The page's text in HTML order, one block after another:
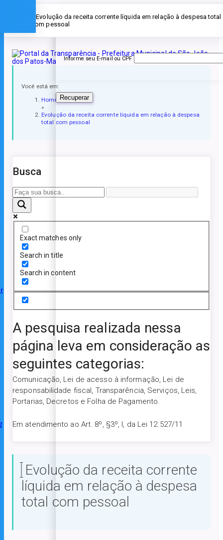
» Evolução da receita corrente líquida em relação à despesa total
com pessoal
Você está em:
Home
»
Evolução da receita corrente líquida em relação à despesa
total com pessoal
Busca
Exact matches only
Search in title
Search in content
A pesquisa realizada nessa
página leva em consideração as
seguintes categorias:
Comunicação, Lei de acesso à informação, Lei de
responsabilidade fiscal, Transparência, Serviços, Leis,
Portarias, Decretos e Folha de Pagamento.
Em atendimento ao Art. 8º, §3º, I, da Lei 12.527/11
Evolução da receita corrente
líquida em relação à despesa
total com pessoal
Informe seu E-mail ou CPF
Recuperar